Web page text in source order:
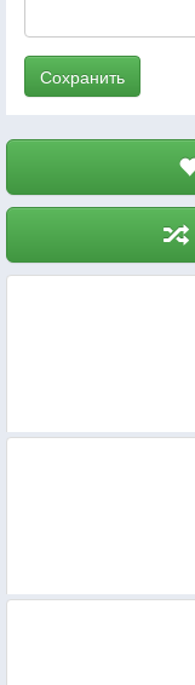
Сохранить